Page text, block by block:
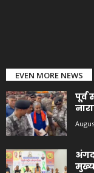
EVEN MORE NEWS
पूर्व